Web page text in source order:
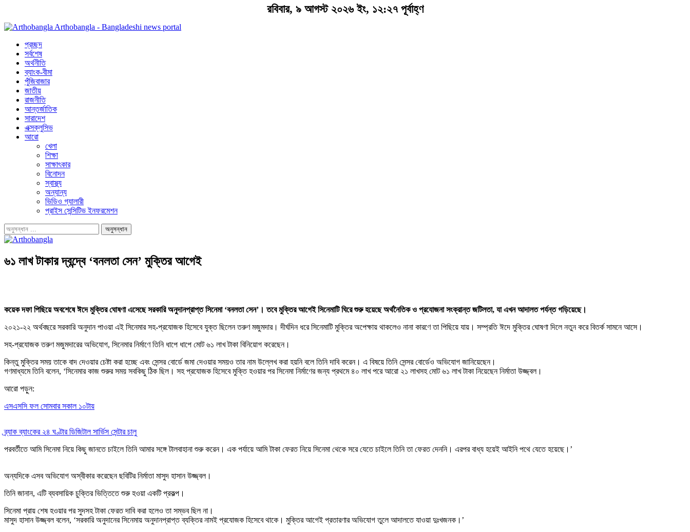
রবিবার, ৯ আগস্ট ২০২৬ ইং, ১২:২৭ পূর্বাহ্ণ
Arthobangla - Bangladeshi news portal
প্রচ্ছদ
সর্বশেষ
অর্থনীতি
ব্যাংক-বীমা
পুঁজিবাজার
জাতীয়
রাজনীতি
আন্তর্জাতিক
সারাদেশ
এক্সক্লুসিভ
আরো
খেলা
শিক্ষা
সাক্ষাৎকার
বিনোদন
স্বাস্থ্য
অন্যান্য
ভিডিও গ্যালারী
প্রাইস সেন্সিটিভ ইনফরমেশন
৬১ লাখ টাকার দ্বন্দ্বে ‘বনলতা সেন’ মুক্তির আগেই
কয়েক দফা পিছিয়ে অবশেষে ঈদে মুক্তির ঘোষণা এসেছে সরকারি অনুদানপ্রাপ্ত সিনেমা ‘বনলতা সেন’। তবে মুক্তির আগেই সিনেমাটি ঘিরে শুরু হয়েছে অর্থনৈতিক ও প্রযোজনা সংক্রান্ত জটিলতা, যা এখন আদালত পর্যন্ত গড়িয়েছে।
২০২১-২২ অর্থবছরে সরকারি অনুদান পাওয়া এই সিনেমার সহ-প্রযোজক হিসেবে যুক্ত ছিলেন তরুণ মজুমদার। দীর্ঘদিন ধরে সিনেমাটি মুক্তির অপেক্ষায় থাকলেও নানা কারণে তা পিছিয়ে যায়। সম্প্রতি ঈদে মুক্তির ঘোষণা দিলে নতুন করে বিতর্ক সামনে আসে।
সহ-প্রযোজক তরুণ মজুমদারের অভিযোগ, সিনেমার নির্মাণে তিনি ধাপে ধাপে মোট ৬১ লাখ টাকা বিনিয়োগ করেছেন।
কিন্তু মুক্তির সময় তাকে বাদ দেওয়ার চেষ্টা করা হচ্ছে এবং সেন্সর বোর্ডে জমা দেওয়ার সময়ও তার নাম উল্লেখ করা হয়নি বলে তিনি দাবি করেন। এ বিষয়ে তিনি সেন্সর বোর্ডেও অভিযোগ জানিয়েছেন।
গণমাধ্যমে তিনি বলেন, ‘সিনেমার কাজ শুরুর সময় সবকিছু ঠিক ছিল। সহ প্রযোজক হিসেবে মুক্তি হওয়ার পর সিনেমা নির্মাণের জন্য প্রথমে ৪০ লাখ পরে আরো ২১ লাখসহ মোট ৬১ লাখ টাকা নিয়েছেন নির্মাতা উজ্জ্বল।
আরো পড়ুন:
এসএসসি ফল সোমবার সকাল ১০টায়
ব্র্যাক ব্যাংকের ২৪ ঘণ্টার ডিজিটাল সার্ভিস সেন্টার চালু
পরবর্তীতে আমি সিনেমা নিয়ে কিছু জানতে চাইলে তিনি আমার সঙ্গে টালবাহানা শুরু করেন। এক পর্যায়ে আমি টাকা ফেরত নিয়ে সিনেমা থেকে সরে যেতে চাইলে তিনি তা ফেরত দেননি। এরপর বাধ্য হয়েই আইনি পথে যেতে হয়েছে।’
অন্যদিকে এসব অভিযোগ অস্বীকার করেছেন ছবিটির নির্মাতা মাসুদ হাসান উজ্জ্বল।
তিনি জানান, এটি ব্যবসায়িক চুক্তির ভিত্তিতে শুরু হওয়া একটি প্রকল্প।
সিনেমা প্রায় শেষ হওয়ার পর সুদসহ টাকা ফেরত দাবি করা হলেও তা সম্ভব ছিল না।
মাসুদ হাসান উজ্জ্বল বলেন, ‘সরকারি অনুদানের সিনেমায় অনুদানপ্রাপ্ত ব্যক্তির নামই প্রযোজক হিসেবে থাকে। মুক্তির আগেই প্রতারণার অভিযোগ তুলে আদালতে যাওয়া দুঃখজনক।’